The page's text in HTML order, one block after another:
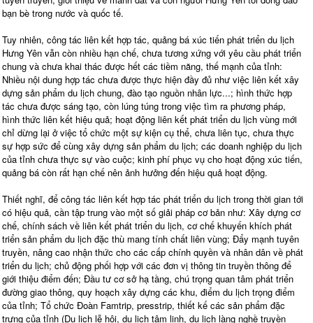
bạn bè trong nước và quốc tế.
Tuy nhiên, công tác liên kết hợp tác, quảng bá xúc tiến phát triển du lịch
Hưng Yên vẫn còn nhiều hạn chế, chưa tương xứng với yêu cầu phát triển
chung và chưa khai thác được hết các tiềm năng, thế mạnh của tỉnh:
Nhiều nội dung hợp tác chưa được thực hiện đầy đủ như việc liên kết xây
dựng sản phẩm du lịch chung, đào tạo nguồn nhân lực...; hình thức hợp
tác chưa được sáng tạo, còn lúng túng trong việc tìm ra phương pháp,
hình thức liên kết hiệu quả; hoạt động liên kết phát triển du lịch vùng mới
chỉ dừng lại ở việc tổ chức một sự kiện cụ thể, chưa liên tục, chưa thực
sự hợp sức để cùng xây dựng sản phẩm du lịch; các doanh nghiệp du lịch
của tỉnh chưa thực sự vào cuộc; kinh phí phục vụ cho hoạt động xúc tiến,
quảng bá còn rất hạn chế nên ảnh hưởng đến hiệu quả hoạt động.
Thiết nghĩ, để công tác liên kết hợp tác phát triển du lịch trong thời gian tới
có hiệu quả, cần tập trung vào một số giải pháp cơ bản như: Xây dựng cơ
chế, chính sách về liên kết phát triển du lịch, cơ chế khuyến khích phát
triển sản phẩm du lịch đặc thù mang tính chất liên vùng; Đẩy mạnh tuyên
truyền, nâng cao nhận thức cho các cấp chính quyền và nhân dân về phát
triển du lịch; chủ động phối hợp với các đơn vị thông tin truyền thông để
giới thiệu điểm đến; Đầu tư cơ sở hạ tầng, chú trọng quan tâm phát triển
đường giao thông, quy hoạch xây dựng các khu, điểm du lịch trọng điểm
của tỉnh; Tổ chức Đoàn Famtrip, presstrip, thiết kế các sản phẩm đặc
trưng của tỉnh (Du lịch lễ hội, du lịch tâm linh, du lịch làng nghề truyền